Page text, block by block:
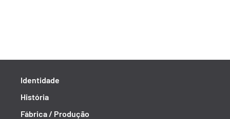
Identidade
História
Fábrica / Produção